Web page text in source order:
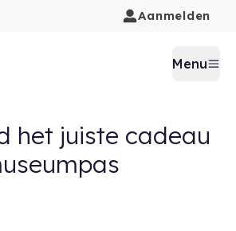
Aanmelden
Menu
het juiste cadeau